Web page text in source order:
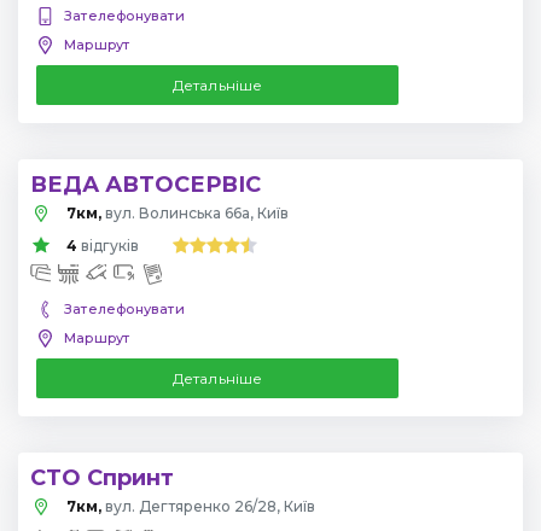
Зателефонувати
Маршрут
Детальніше
ВЕДА АВТОСЕРВІС
7км, вул. Волинська 66а, Київ
4 відгуків
Зателефонувати
Маршрут
Детальніше
СТО Спринт
7км, вул. Дегтяренко 26/28, Київ